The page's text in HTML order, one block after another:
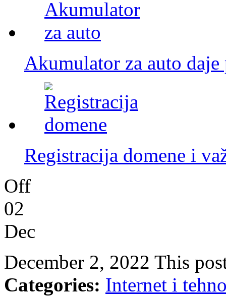
Akumulator za auto
Registracija domene i
Off
02
Dec
December 2, 2022 This
Categories: Internet i